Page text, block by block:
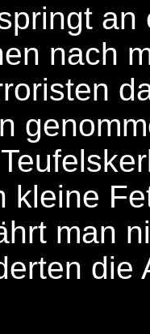
nach
kleine
man
die